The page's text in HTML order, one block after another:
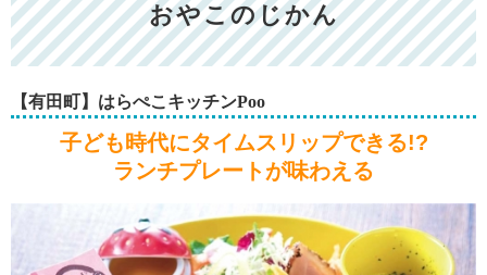
おやこのじかん
【有田町】はらぺこキッチンPoo
子ども時代にタイムスリップできる!?
ランチプレートが味わえる